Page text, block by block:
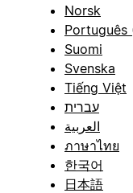
Norsk
Português
Suomi
Svenska
Tiếng Việt
עברית
العربية
ภาษาไทย
한국어
日本語